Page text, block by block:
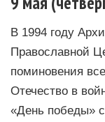
В 1994 году
Православной
поминовения
Отечество в
«День победы»